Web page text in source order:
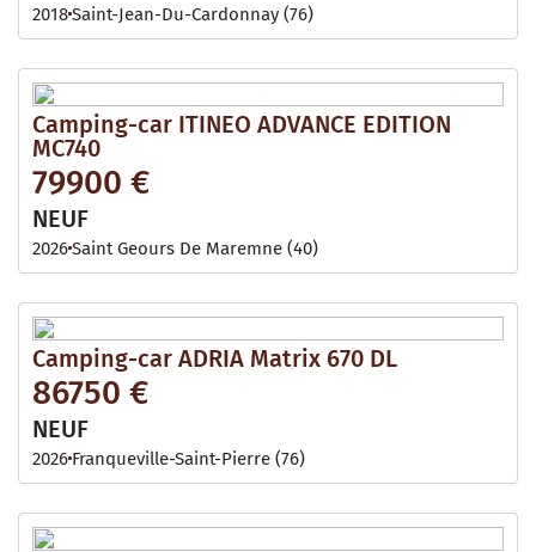
2018Saint-Jean-Du-Cardonnay (76)
Camping-car ITINEO ADVANCE EDITION
MC740
79900 €
NEUF
2026Saint Geours De Maremne (40)
Camping-car ADRIA Matrix 670 DL
86750 €
NEUF
2026 Franqueville-Saint-Pierre (76)